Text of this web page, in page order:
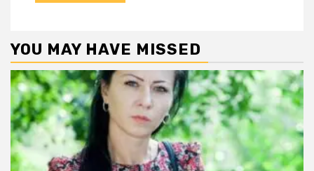
YOU MAY HAVE MISSED